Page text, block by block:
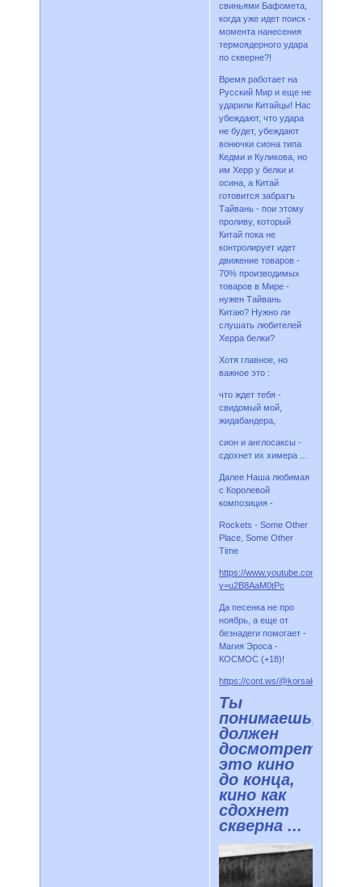
свиньями Бафомета,
когда уже идет поиск -
момента нанесения
термоядерного удара
по скверне?!
Время работает на
Русский Мир и еще не
ударили Китайцы! Нас
убеждают, что удара
не будет, убеждают
вонючки сиона типа
Кедми и Куликова, но
им Херр у белки и
осина, а Китай
готовится забратъ
Тайвань - пои этому
проливу, который
Китай пока не
контролирует идет
движение товаров -
70% производимых
товаров в Мире -
нужен Тайвань
Китаю? Нужно ли
слушать любителей
Херра белки?
Хотя главное, но
важное это :
что ждет тебя -
свидомый мой,
жидабандера,
сион и англосаксы -
сдохнет их химера ...
Далее Наша любимая
с Королевой
композиция -
Rockets - Some Other
Place, Some Other
Time
https://www.youtube.com/watch?
v=u2B8AaM0tPc
Да песенка не про
ноябрь, а еще от
безнадеги помогает -
Магия Эроса -
КОСМОС (+18)!
https://cont.ws/@korsakow12/
Ты
понимаешь,
должен
досмотреть
это кино
до конца,
кино как
сдохнет
скверна ...